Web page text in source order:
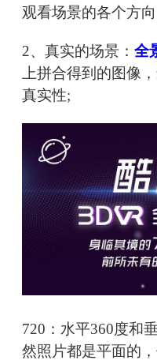
观看场景的各个方
2、真实的场景： 全
上拼合得到的图像
真实性;
720：水平360度和
然照片都是平面的